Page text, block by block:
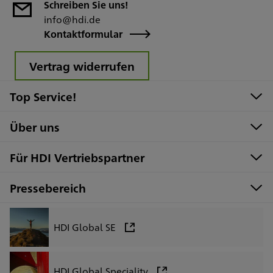
Schreiben Sie uns!
info@hdi.de
Kontaktformular
Vertrag widerrufen
Top Service!
Über uns
Für HDI Vertriebspartner
Pressebereich
HDI Global SE